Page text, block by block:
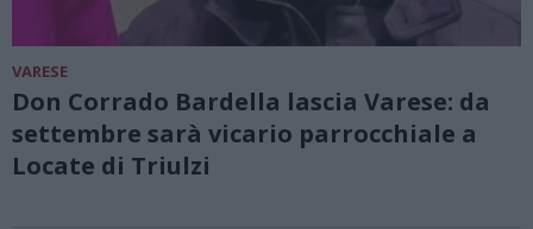
VARESE
Don Corrado Bardella lascia Varese: da
settembre sarà vicario parrocchiale a
Locate di Triulzi